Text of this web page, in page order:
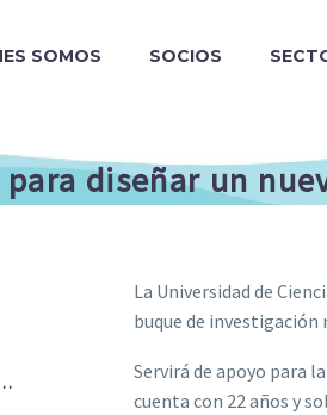
SOMOS SOCIOS
para diseñar un
La Universidad de
buque de investigación
Servirá de apoyo para
cuenta con 22 años y